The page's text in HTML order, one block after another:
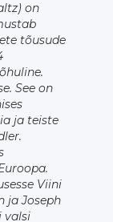
on
tõusude
See on
ja teiste
Viini
ja Joseph
valsi